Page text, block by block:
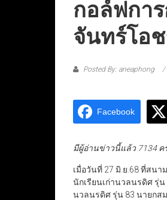
กอล์ฟกา
จันทร์โอช
Posted By: aneaphong
Facebook
มีผู้อ่านข่าวนี้แล้ว 7134 ค
เมื่อวันที่ 27 มิ.ย.68 ที่สน
นักเรียนเก่านวลนรดิศ รุ่
นวลนรดิศ รุ่น 83 นายกส